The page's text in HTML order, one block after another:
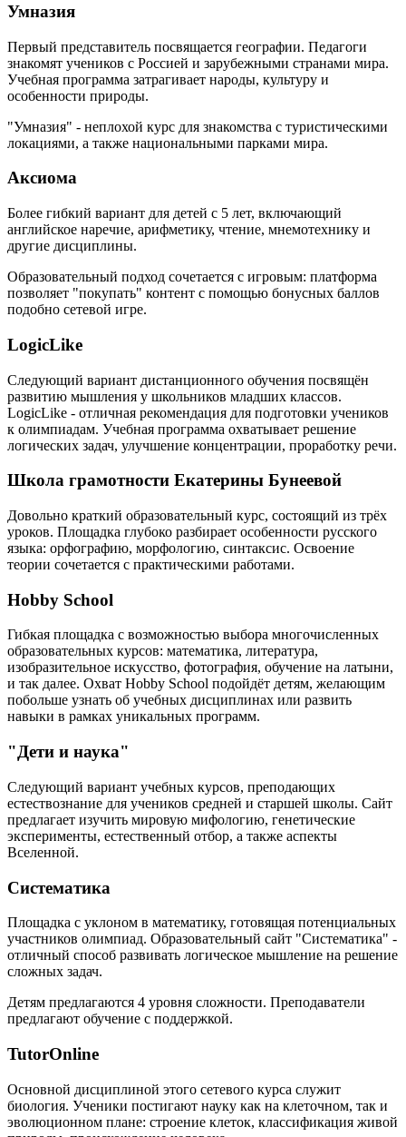
Умназия
Первый представитель посвящается географии. Педагоги
знакомят учеников с Россией и зарубежными странами мира.
Учебная программа затрагивает народы, культуру и
особенности природы.
"Умназия" - неплохой курс для знакомства с туристическими
локациями, а также национальными парками мира.
Аксиома
Более гибкий вариант для детей с 5 лет, включающий
английское наречие, арифметику, чтение, мнемотехнику и
другие дисциплины.
Образовательный подход сочетается с игровым: платформа
позволяет "покупать" контент с помощью бонусных баллов
подобно сетевой игре.
LogicLike
Следующий вариант дистанционного обучения посвящён
развитию мышления у школьников младших классов.
LogicLike - отличная рекомендация для подготовки учеников
к олимпиадам. Учебная программа охватывает решение
логических задач, улучшение концентрации, проработку речи.
Школа грамотности Екатерины Бунеевой
Довольно краткий образовательный курс, состоящий из трёх
уроков. Площадка глубоко разбирает особенности русского
языка: орфографию, морфологию, синтаксис. Освоение
теории сочетается с практическими работами.
Hobby School
Гибкая площадка с возможностью выбора многочисленных
образовательных курсов: математика, литература,
изобразительное искусство, фотография, обучение на латыни,
и так далее. Охват Hobby School подойдёт детям, желающим
побольше узнать об учебных дисциплинах или развить
навыки в рамках уникальных программ.
"Дети и наука"
Следующий вариант учебных курсов, преподающих
естествознание для учеников средней и старшей школы. Сайт
предлагает изучить мировую мифологию, генетические
эксперименты, естественный отбор, а также аспекты
Вселенной.
Систематика
Площадка с уклоном в математику, готовящая потенциальных
участников олимпиад. Образовательный сайт "Систематика" -
отличный способ развивать логическое мышление на решение
сложных задач.
Детям предлагаются 4 уровня сложности. Преподаватели
предлагают обучение с поддержкой.
TutorOnline
Основной дисциплиной этого сетевого курса служит
биология. Ученики постигают науку как на клеточном, так и
эволюционном плане: строение клеток, классификация живой